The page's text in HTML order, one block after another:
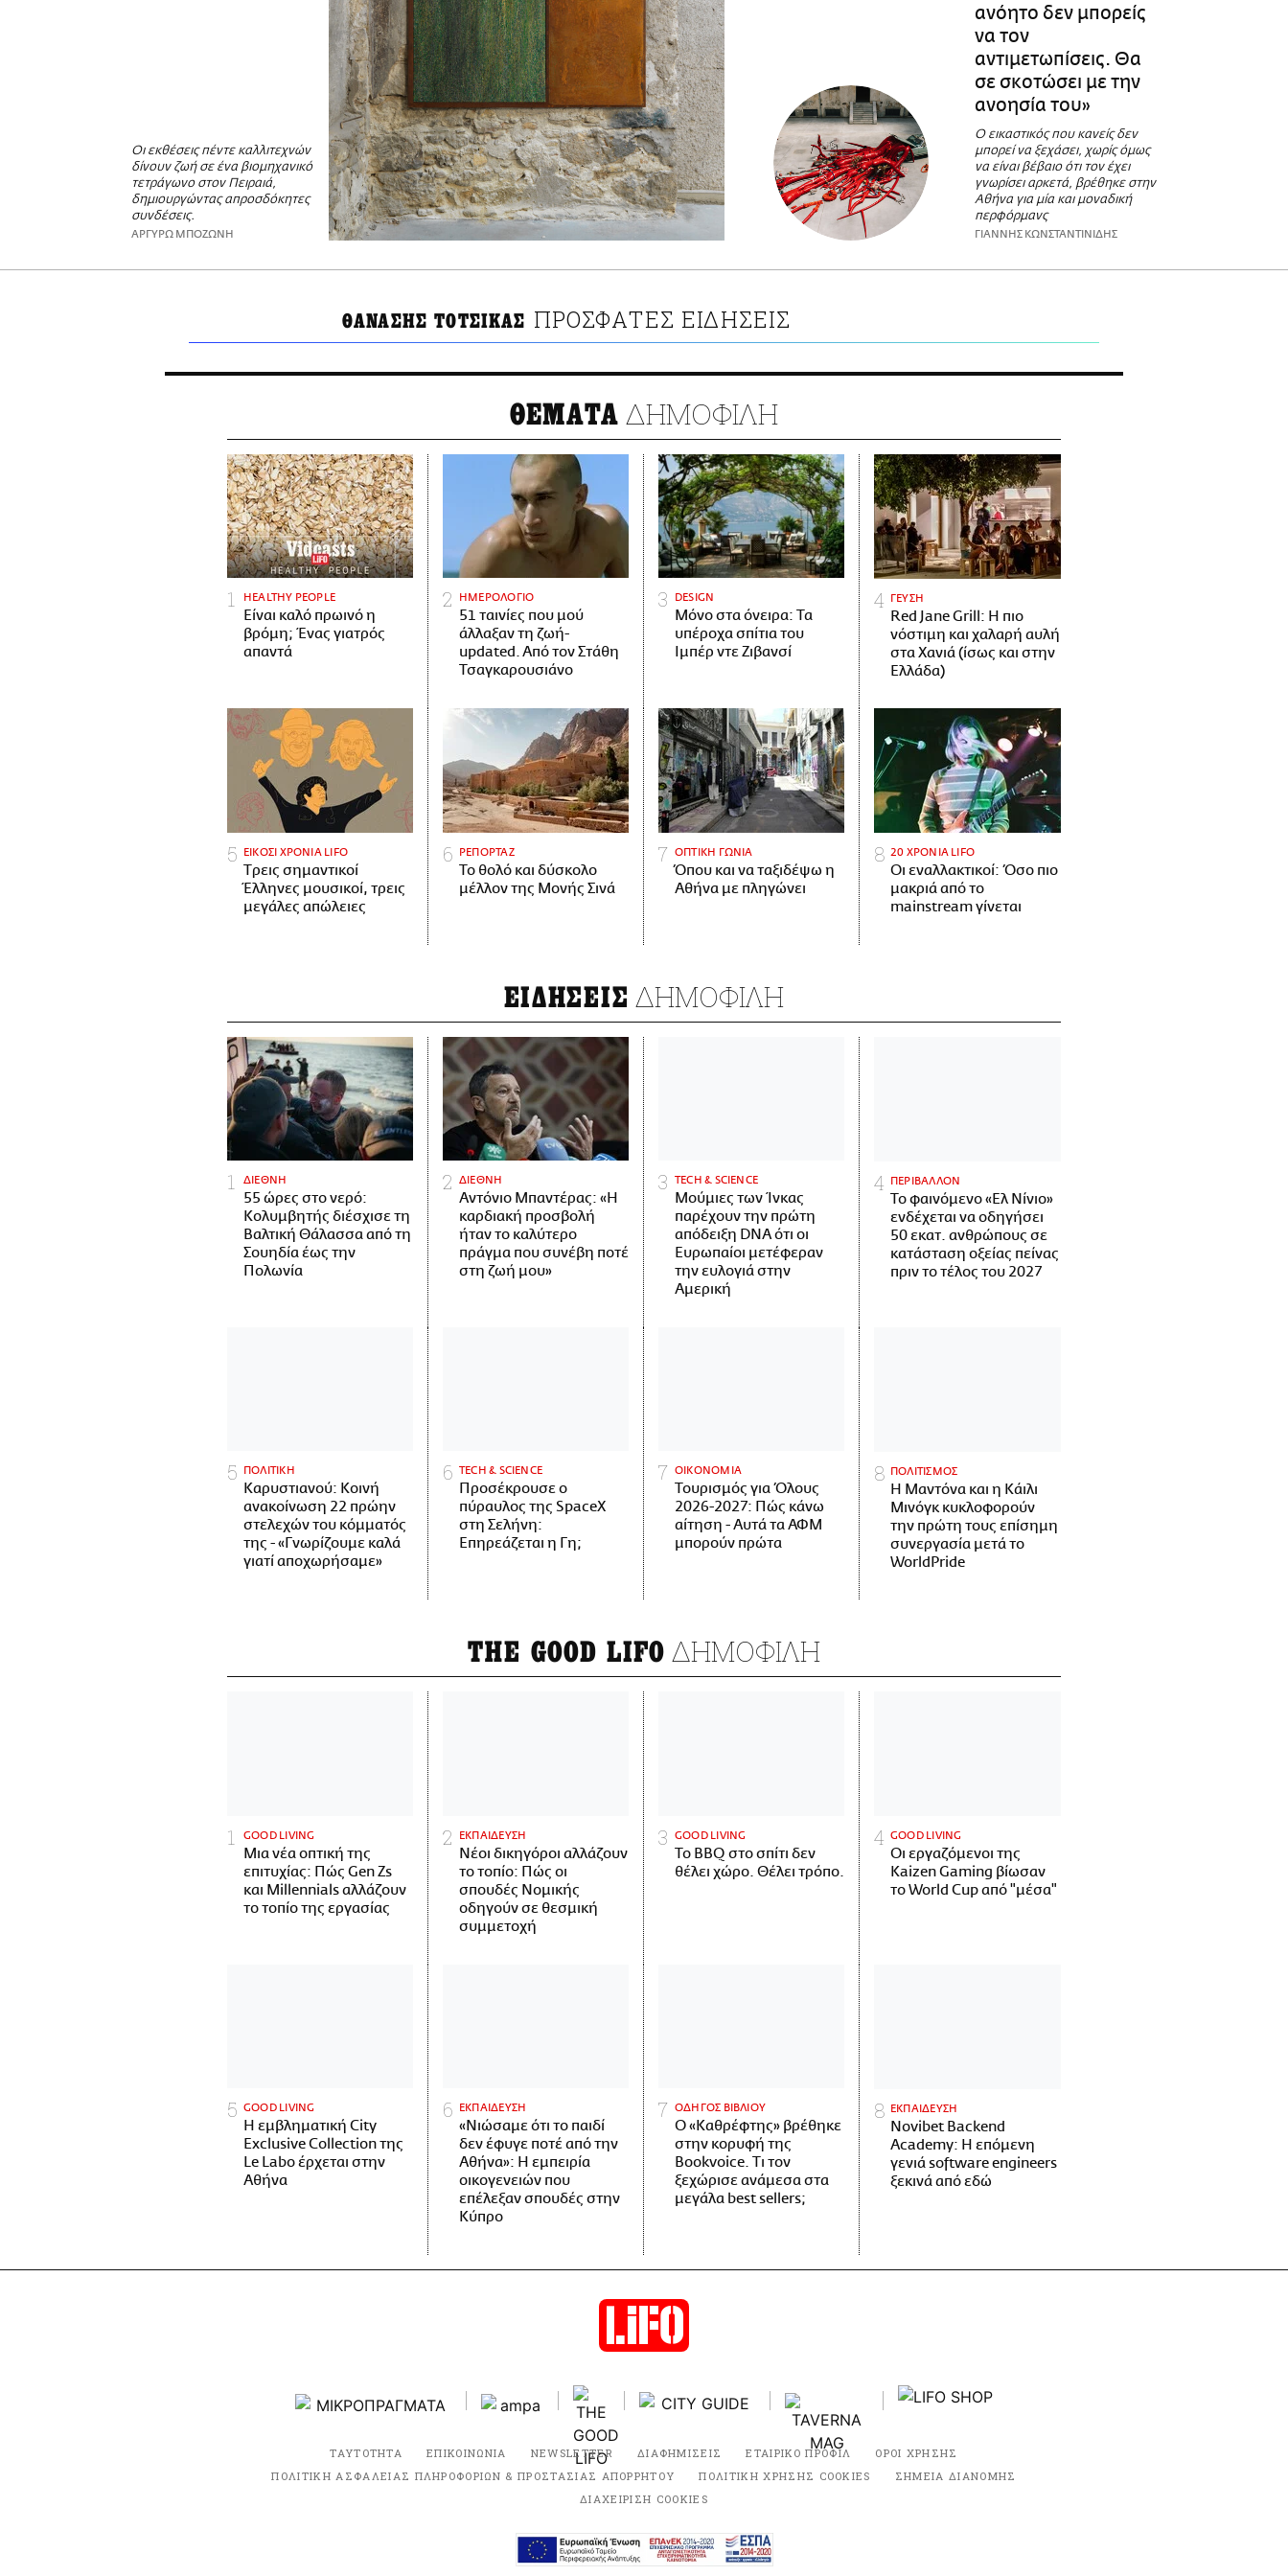
Οι εκθέσεις πέντε καλλιτεχνών
δίνουν ζωή σε ένα βιομηχανικό
τετράγωνο στον Πειραιά,
δημιουργώντας απροσδόκητες
συνδέσεις.
ΑΡΓΥΡΩ ΜΠΟΖΩΝΗ
ανόητο δεν μπορείς
να τον
αντιμετωπίσεις. Θα
σε σκοτώσει με την
ανοησία του»
Ο εικαστικός που κανείς δεν
μπορεί να ξεχάσει, χωρίς όμως
να είναι βέβαιο ότι τον έχει
γνωρίσει αρκετά, βρέθηκε στην
Αθήνα για μία και μοναδική
περφόρμανς
ΓΙΑΝΝΗΣ ΚΩΝΣΤΑΝΤΙΝΙΔΗΣ
ΘΑΝΑΣΗΣ ΤΟΤΣΙΚΑΣ ΠΡΟΣΦΑΤΕΣ ΕΙΔΗΣΕΙΣ
ΘΕΜΑΤΑ ΔΗΜΟΦΙΛΗ
HEALTHY PEOPLE
Είναι καλό πρωινό η
βρόμη; Ένας γιατρός
απαντά
ΗΜΕΡΟΛΟΓΙΟ
51 ταινίες που μού
άλλαξαν τη ζωή-
updated. Aπό τον Στάθη
Τσαγκαρουσιάνο
DESIGN
Μόνο στα όνειρα: Τα
υπέροχα σπίτια του
Ιμπέρ ντε Ζιβανσί
ΓΕΥΣΗ
Red Jane Grill: Η πιο
νόστιμη και χαλαρή αυλή
στα Χανιά (ίσως και στην
Ελλάδα)
ΕΙΚΟΣΙ ΧΡΟΝΙΑ LIFO
Tρεις σημαντικοί
Έλληνες μουσικοί, τρεις
μεγάλες απώλειες
ΡΕΠΟΡΤΑΖ
Το θολό και δύσκολο
μέλλον της Μονής Σινά
ΟΠΤΙΚΗ ΓΩΝΙΑ
Όπου και να ταξιδέψω η
Αθήνα με πληγώνει
20 ΧΡΟΝΙΑ LIFO
Οι εναλλακτικοί: Όσο πιο
μακριά από το
mainstream γίνεται
ΕΙΔΗΣΕΙΣ ΔΗΜΟΦΙΛΗ
ΔΙΕΘΝΗ
55 ώρες στο νερό:
Κολυμβητής διέσχισε τη
Βαλτική Θάλασσα από τη
Σουηδία έως την
Πολωνία
ΔΙΕΘΝΗ
Αντόνιο Μπαντέρας: «Η
καρδιακή προσβολή
ήταν το καλύτερο
πράγμα που συνέβη ποτέ
στη ζωή μου»
ΤECH & SCIENCE
Μούμιες των Ίνκας
παρέχουν την πρώτη
απόδειξη DNA ότι οι
Ευρωπαίοι μετέφεραν
την ευλογιά στην
Αμερική
ΠΕΡΙΒΑΛΛΟΝ
Το φαινόμενο «Ελ Νίνιο»
ενδέχεται να οδηγήσει
50 εκατ. ανθρώπους σε
κατάσταση οξείας πείνας
πριν το τέλος του 2027
ΠΟΛΙΤΙΚΗ
Καρυστιανού: Κοινή
ανακοίνωση 22 πρώην
στελεχών του κόμματός
της - «Γνωρίζουμε καλά
γιατί αποχωρήσαμε»
ΤECH & SCIENCE
Προσέκρουσε ο
πύραυλος της SpaceX
στη Σελήνη:
Επηρεάζεται η Γη;
ΟΙΚΟΝΟΜΙΑ
Τουρισμός για Όλους
2026-2027: Πώς κάνω
αίτηση - Αυτά τα ΑΦΜ
μπορούν πρώτα
ΠΟΛΙΤΙΣΜΟΣ
Η Μαντόνα και η Κάιλι
Μινόγκ κυκλοφορούν
την πρώτη τους επίσημη
συνεργασία μετά το
WorldPride
THE GOOD LIFO ΔΗΜΟΦΙΛΗ
GOOD LIVING
Μια νέα οπτική της
επιτυχίας: Πώς Gen Zs
και Millennials αλλάζουν
το τοπίο της εργασίας
ΕΚΠΑΙΔΕΥΣΗ
Νέοι δικηγόροι αλλάζουν
το τοπίο: Πώς οι
σπουδές Νομικής
οδηγούν σε θεσμική
συμμετοχή
GOOD LIVING
Το BBQ στο σπίτι δεν
θέλει χώρο. Θέλει τρόπο.
GOOD LIVING
Οι εργαζόμενοι της
Kaizen Gaming βίωσαν
το World Cup από "μέσα"
GOOD LIVING
Η εμβληματική City
Exclusive Collection της
Le Labo έρχεται στην
Αθήνα
ΕΚΠΑΙΔΕΥΣΗ
«Νιώσαμε ότι το παιδί
δεν έφυγε ποτέ από την
Αθήνα»: Η εμπειρία
οικογενειών που
επέλεξαν σπουδές στην
Κύπρο
ΟΔΗΓΟΣ ΒΙΒΛΙΟΥ
Ο «Καθρέφτης» βρέθηκε
στην κορυφή της
Bookvoice. Τι τον
ξεχώρισε ανάμεσα στα
μεγάλα best sellers;
ΕΚΠΑΙΔΕΥΣΗ
Novibet Backend
Academy: Η επόμενη
γενιά software engineers
ξεκινά από εδώ
ΤΑΥΤΟΤΗΤΑ ΕΠΙΚΟΙΝΩΝΙΑ NEWSLETTER ΔΙΑΦΗΜΙΣΕΙΣ ΕΤΑΙΡΙΚΟ ΠΡΟΦΙΛ
ΟΡΟΙ ΧΡΗΣΗΣ
ΠΟΛΙΤΙΚΗ ΑΣΦΑΛΕΙΑΣ ΠΛΗΡΟΦΟΡΙΩΝ & ΠΡΟΣΤΑΣΙΑΣ ΑΠΟΡΡΗΤΟΥ
ΠΟΛΙΤΙΚΗ ΧΡΗΣΗΣ COOKIES
ΣΗΜΕΙΑ ΔΙΑΝΟΜΗΣ
ΔΙΑΧΕΙΡΙΣΗ COOKIES